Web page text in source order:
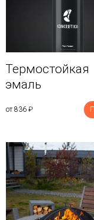
Термостойкая
эмаль
от 836 ₽